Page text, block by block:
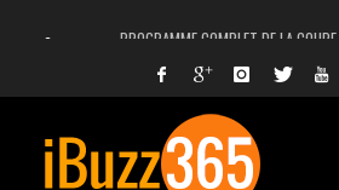
PROGRAMME COMPLET DE LA
FACEBOOK, INSTAGRAM ET WHATSAPP
UNE VIDÉO 4K MONTRE LA PLANÈTE
LANCEMENT DU PREMIER VOL